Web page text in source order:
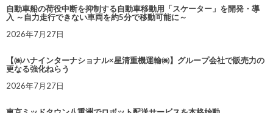
自動車船の荷役中断を抑制する自動車移動用「スケーター」を開発・導
入 ～自力走行できない車両を約5分で移動可能に～
2026年7月27日
【㈱ハナインターナショナル×星清重機運輸㈱】グループ会社で販売力の
更なる強化ねらう
2026年7月27日